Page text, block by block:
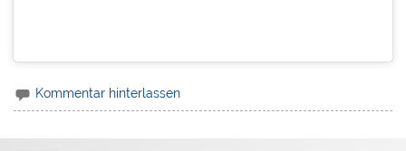
Kommentar hinterlassen